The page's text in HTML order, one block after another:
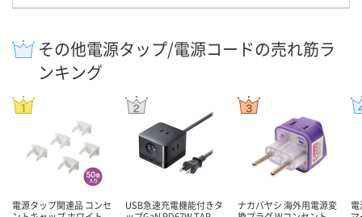
その他電源タップ/電源コードの売れ筋ラ
ンキング
電源タップ関連品 コンセ
USB急速充電機能付きタ
ナカバヤシ 海外用電源変
電